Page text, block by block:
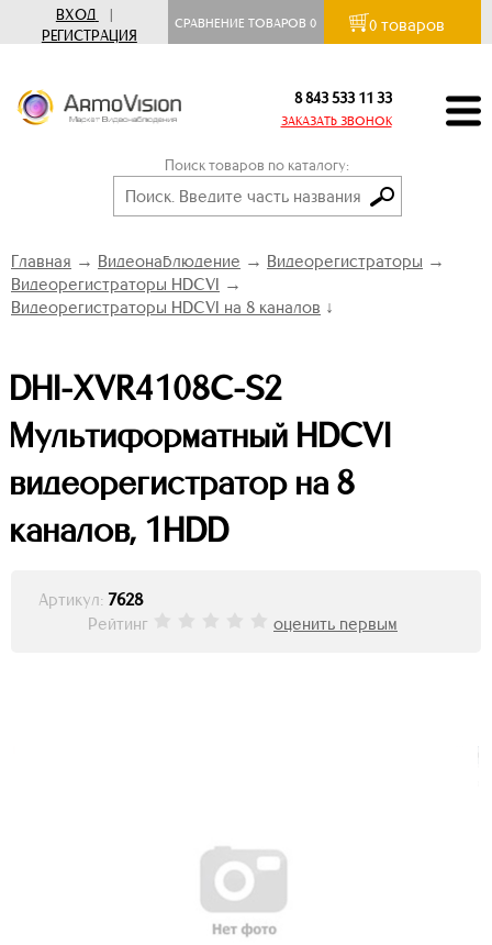
ВХОД
|
РЕГИСТРАЦИЯ
СРАВНЕНИЕ ТОВАРОВ0 0 товаров
8 843 533 11 33
ЗАКАЗАТЬ ЗВОНОК
Поиск товаров по каталогу:
Главная → Видеонаблюдение → Видеорегистраторы →
Видеорегистраторы HDCVI →
Видеорегистраторы HDCVI на 8 каналов ↓
DHI-XVR4108C-S2
Мультиформатный HDCVI
видеорегистратор на 8
каналов, 1HDD
Артикул: 7628
Рейтинг
оценить первым